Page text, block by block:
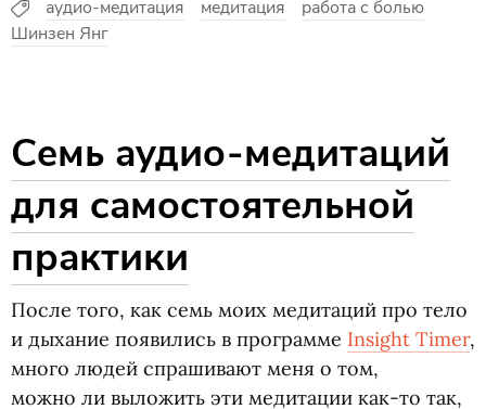
аудио-медитация
медитация
работа с болью
Шинзен Янг
Семь аудио-медитаций
для самостоятельной
практики
После того, как семь моих медитаций про тело
и дыхание появились в программе Insight Timer,
много людей спрашивают меня о том,
можно ли выложить эти медитации как-то так,